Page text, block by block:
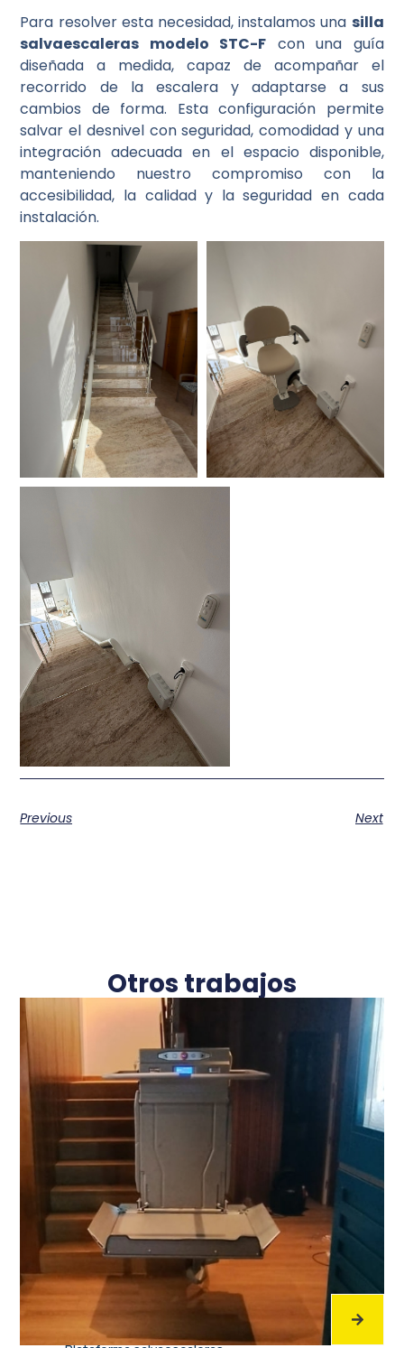
Para resolver esta necesidad, instalamos una silla
salvaescaleras modelo STC-F con una guía
diseñada a medida, capaz de acompañar el
recorrido de la escalera y adaptarse a sus
cambios de forma. Esta configuración permite
salvar el desnivel con seguridad, comodidad y una
integración adecuada en el espacio disponible,
manteniendo nuestro compromiso con la
accesibilidad, la calidad y la seguridad en cada
instalación.
Previous Next
Otros trabajos